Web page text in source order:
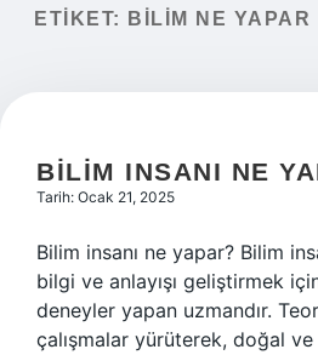
Yasal Uyarı
ETIKET: BILIM NE YAPAR
BILIM INSANI NE
Tarih: Ocak 21, 2025
Bilim insanı ne yapar? Bilim
bilgi ve anlayışı geliştirmek
deneyler yapan uzmandır.
çalışmalar yürüterek, doğal